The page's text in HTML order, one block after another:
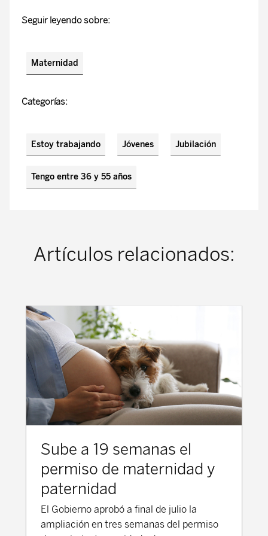
Seguir leyendo sobre:
Maternidad
Categorías:
Estoy trabajando Jóvenes Jubilación
Tengo entre 36 y 55 años
Artículos relacionados:
Sube a 19 semanas el
permiso de maternidad y
paternidad
El Gobierno aprobó a final de julio la
ampliación en tres semanas del permiso